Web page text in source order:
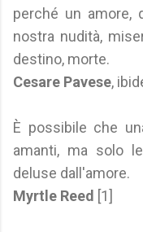
perché un amore,
nostra nudità,
destino, morte.
Cesare Pavese,
È possibile che
amanti, ma solo
deluse dall'amore.
Myrtle Reed [1]